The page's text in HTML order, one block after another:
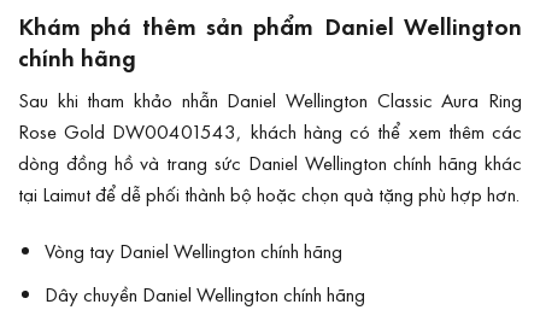
Khám phá thêm sản phẩm Daniel Wellington
chính hãng
Sau khi tham khảo nhẫn Daniel Wellington Classic Aura Ring
Rose Gold DW00401543, khách hàng có thể xem thêm các
dòng đồng hồ và trang sức Daniel Wellington chính hãng khác
tại Laimut để dễ phối thành bộ hoặc chọn quà tặng phù hợp hơn.
Vòng tay Daniel Wellington chính hãng
Dây chuyền Daniel Wellington chính hãng